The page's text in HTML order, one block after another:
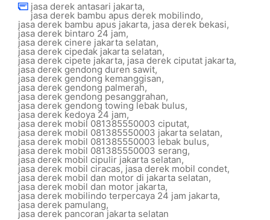
jasa derek antasari jakarta,
jasa derek bambu apus derek mobilindo,
jasa derek bambu apus jakarta, jasa derek bekasi,
jasa derek bintaro 24 jam,
jasa derek cinere jakarta selatan,
jasa derek cipedak jakarta selatan,
jasa derek cipete jakarta, jasa derek ciputat jakarta,
jasa derek gendong duren sawit,
jasa derek gendong kemanggisan,
jasa derek gendong palmerah,
jasa derek gendong pesanggrahan,
jasa derek gendong towing lebak bulus,
jasa derek kedoya 24 jam,
jasa derek mobil 081385550003 ciputat,
jasa derek mobil 081385550003 jakarta selatan,
jasa derek mobil 081385550003 lebak bulus,
jasa derek mobil 081385550003 serang,
jasa derek mobil cipulir jakarta selatan,
jasa derek mobil ciracas, jasa derek mobil condet,
jasa derek mobil dan motor di jakarta selatan,
jasa derek mobil dan motor jakarta,
jasa derek mobilindo terpercaya 24 jam jakarta,
jasa derek pamulang,
jasa derek pancoran jakarta selatan